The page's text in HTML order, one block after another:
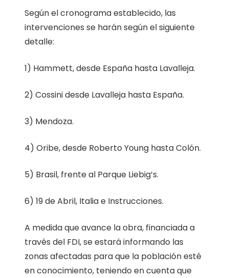
Según el cronograma establecido, las
intervenciones se harán según el siguiente
detalle:
1) Hammett, desde España hasta Lavalleja.
2) Cossini desde Lavalleja hasta España.
3) Mendoza.
4) Oribe, desde Roberto Young hasta Colón.
5) Brasil, frente al Parque Liebig’s.
6) 19 de Abril, Italia e Instrucciones.
A medida que avance la obra, financiada a
través del FDI, se estará informando las
zonas afectadas para que la población esté
en conocimiento, teniendo en cuenta que